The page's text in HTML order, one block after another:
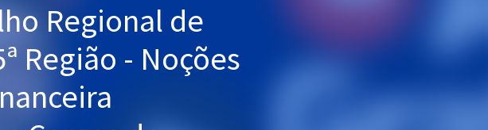
Regional de
Região - Noções